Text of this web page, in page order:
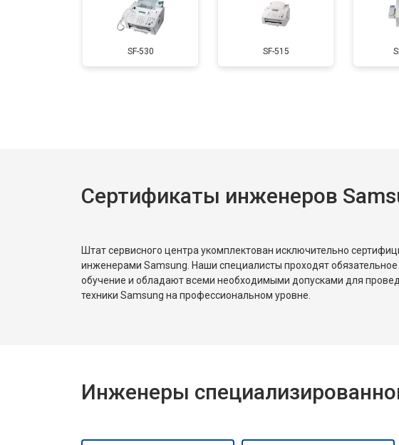
SF-530 SF-515
Сертификаты инженеров
Штат сервисного центра укомплектован исключительно
инженерами Samsung. Наши специалисты проходят обязательное
обучение и обладают всеми необходимыми допусками для
техники Samsung на профессиональном уровне.
Инженеры